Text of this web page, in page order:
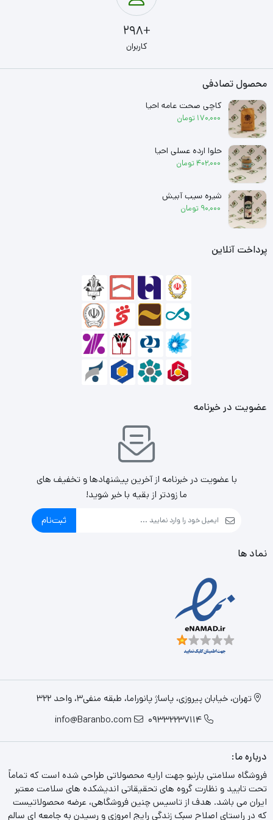
+298
کاربران
محصول تصادفی
کاچی صحت عامه احیا
170,000 تومان
حلوا ارده عسلی احیا
402,000تومان
شیره سیب آبیش
90,000 تومان
پرداخت آنلاین
عضویت در خبرنامه
با عضویت در خبرنامه از آخرین پیشنهادها و تخفیف های
ما زودتر از بقیه با خبر شوید!
ثبت‌نام
نماد ها
تهران، خیابان پیروزی، پاساژ پانوراما، طبقه منفی3، واحد 322
09332237114
info@Baranbo.com
درباره ما:
فروشگاه سلامتی بارنبو جهت ارایه محصولاتی طراحی شده است که تماماً
تحت تایید و نظارت گروه های تحقیقاتی اندیشکده های سلامت معتبر
ایران می باشد. هدف از تاسیس چنین فروشگاهی، عرضه محصولاتیست
که در راستای اصلاح سبک زندگی رایج امروزی و رسیدن به جامعه ای سالم